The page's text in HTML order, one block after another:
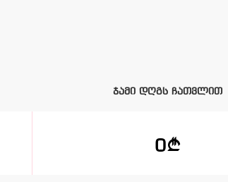
ჯამი დღგს ჩათვლით
0